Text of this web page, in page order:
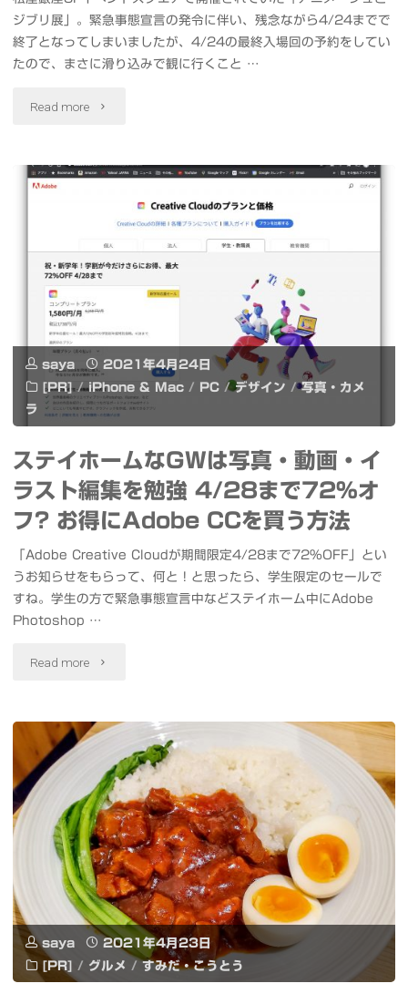
る
CoeFont
STUDIO"
10
万
画
素
写
真
撮
影
し
て
ま
た"
ジブリ展」。緊急事態宣言の発令に伴い、残念ながら4/24までで
終了となってしまいましたが、4/24の最終入場回の予約をしてい
たので、まさに滑り込みで観に行くこと …
Read more "ア
メ
ジ
ジ
ブ
展"
saya
2021年4月24日
[PR] / iPhone & Mac / PC / デザイン / 写真・カメ
ラ
ステイホームなGWは写真・動画・イ
ラスト編集を勉強 4/28まで72％オ
フ? お得にAdobe CCを買う方法
「Adobe Creative Cloudが期間限定4/28まで72%OFF」とい
うお知らせをもらって、何と！と思ったら、学生限定のセールで
すね。学生の方で緊急事態宣言中などステイホーム中にAdobe
Photoshop …
Read more "ス
イ
ー
ム
な
GW
は
saya
2021年4月23日
[PR] / グルメ / すみだ・こうとう